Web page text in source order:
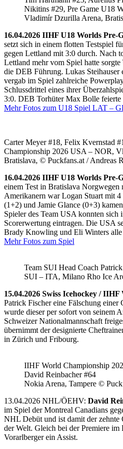
Nikitins #29, Pre Game U18
Vladimír Dzurilla Arena,
16.04.2026 IIHF U18 Worlds Pre-
setzt sich in einem flotten Testspiel
gegen Lettland mit 3:0 durch. Nach
Lettland mehr vom Spiel hatte
die DEB Führung. Lukas
vergab im Spiel zahlreiche
Schlussdrittel eines ihrer
3:0. DEB Torhüter Max Bolle feierte
Mehr Fotos zum U18 Spiel LAT –
Carter Meyer #18, Felix Kvernstad
Championship 2026 USA – NOR,
Bratislava, © Puckfans.at / Andreas
16.04.2026 IIHF U18 Worlds Pre-
einem Test in Bratislava Norgwegen
Amerikanern war Logan Stuart mit
(1+2) und Jamie Glance (0+3)
Spieler des Team USA konnten sich
Scorerwertung eintragen. Die USA
Brady Knowling und Eli Winters alle
Mehr Fotos zum Spiel
Team SUI Head Coach
SUI – ITA, Milano Rho Ice
15.04.2026 Swiss Icehockey / IIHF
Patrick Fischer eine Fälschung
wurde dieser per sofort von seinem
Schweizer Nationalmannschaft
übernimmt der designierte
in Zürich und Fribourg.
IIHF World Championship
David Reinbacher #64
Nokia Arena, Tampere ©
13.04.2026 NHL/ÖEHV: David
im Spiel der Montreal Canadians
NHL Debüt und ist damit der zehnte
der Welt. Gleich bei der Premiere
Vorarlberger ein Assist.